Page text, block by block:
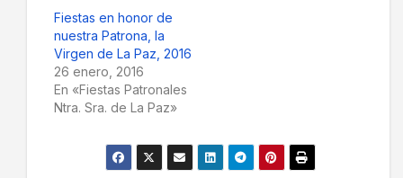
Fiestas en honor de
nuestra Patrona, la
Virgen de La Paz, 2016
26 enero, 2016
En «Fiestas Patronales
Ntra. Sra. de La Paz»